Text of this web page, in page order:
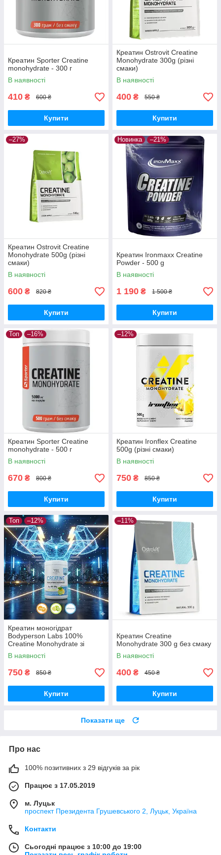
Креатин Sporter Creatine
monohydrate - 300 г
В наявності
410 ₴ 600 ₴
Купити
Креатин Ostrovit Creatine
Monohydrate 300g (різні
смаки)
В наявності
400 ₴ 550 ₴
Купити
–27%
Креатин Ostrovit Creatine
Monohydrate 500g (різні
смаки)
В наявності
600 ₴ 820 ₴
Купити
Новинка –21%
Креатин Ironmaxx Creatine
Powder - 500 g
В наявності
1 190 ₴ 1 500 ₴
Купити
Топ –16%
Креатин Sporter Creatine
monohydrate - 500 г
В наявності
670 ₴ 800 ₴
Купити
–12%
Креатин Ironflex Creatine
500g (різні смаки)
В наявності
750 ₴ 850 ₴
Купити
Топ –12%
Креатин моногідрат
Bodyperson Labs 100%
Creatine Monohydrate зі
смаком 500g
В наявності
750 ₴ 850 ₴
Купити
–11%
Креатин Creatine
Monohydrate 300 g без смаку
В наявності
400 ₴ 450 ₴
Купити
Показати ще
Про нас
100% позитивних з 29 відгуків за рік
Працює з 17.05.2019
м. Луцьк
проспект Президента Грушевського 2, Луцьк, Україна
Контакти
Сьогодні працює з 10:00 до 19:00